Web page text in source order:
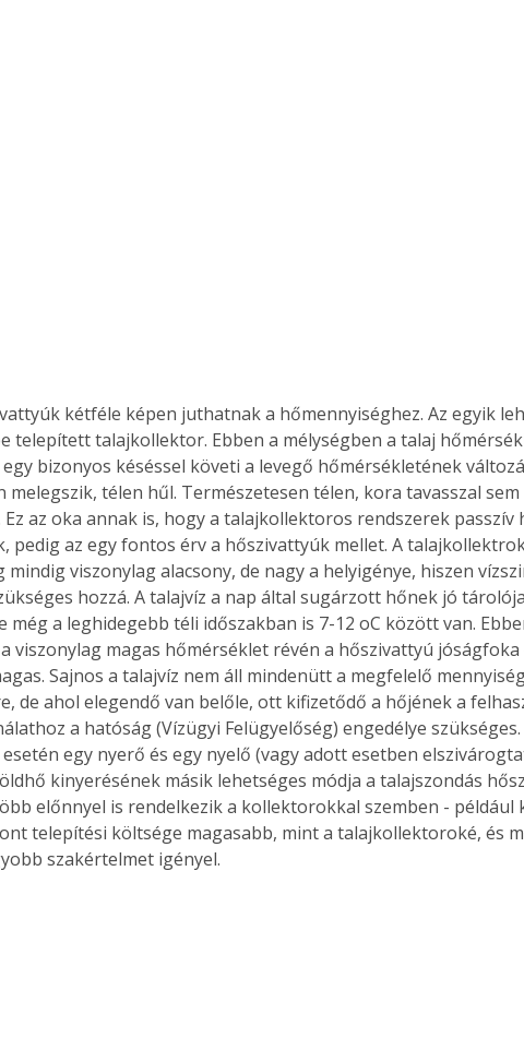
telepített talajkollektor. Ebben a mélységben a talaj
bizonyos késéssel követi a levegő hőmérsékletének
melegszik, télen hűl. Természetesen télen, kora tavasszal
az oka annak is, hogy a talajkollektoros rendszerek passzív
pedig az egy fontos érv a hőszivattyúk mellet. A
mindig viszonylag alacsony, de nagy a helyigénye, hiszen
hozzá. A talajvíz a nap által sugárzott hőnek jó
még a leghidegebb téli időszakban is 7-12 oC között van.
viszonylag magas hőmérséklet révén a hőszivattyú jóságfoka
Sajnos a talajvíz nem áll mindenütt a megfelelő
de ahol elegendő van belőle, ott kifizetődő a hőjének a
a hatóság (Vízügyi Felügyelőség) engedélye
egy nyerő és egy nyelő (vagy adott esetben
kinyerésének másik lehetséges módja a talajszondás
előnnyel is rendelkezik a kollektorokkal szemben - például
telepítési költsége magasabb, mint a talajkollektoroké, és
szakértelmet igényel.